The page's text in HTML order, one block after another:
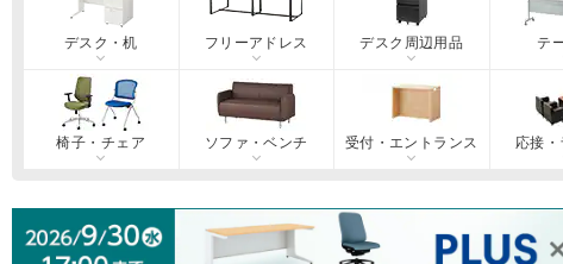
デスク・机 フリーアドレス デスク周辺用品 テ
椅子・チェア ソファ・ベンチ 受付・エントランス 応接・